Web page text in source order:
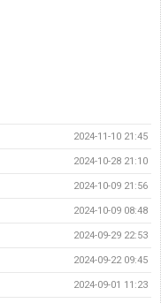
2024-11-10 21:45
2024-10-28 21:10
2024-10-09 21:56
2024-10-09 08:48
2024-09-29 22:53
2024-09-22 09:45
2024-09-01 11:23